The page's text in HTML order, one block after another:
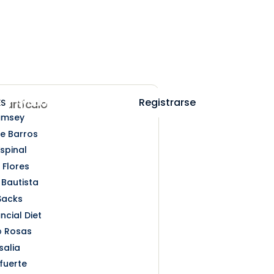
Ayuda Registrarse
artículo
Barros
Bautista
Diet
Rosas